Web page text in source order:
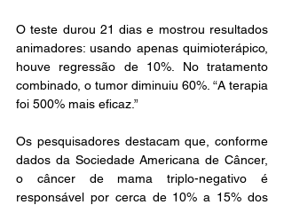
O teste durou 21 dias e mostrou resultados
animadores: usando apenas quimioterápico,
houve regressão de 10%. No tratamento
combinado, o tumor diminuiu 60%. “A terapia
foi 500% mais eficaz.”
Os pesquisadores destacam que, conforme
dados da Sociedade Americana de Câncer,
o câncer de mama triplo-negativo é
responsável por cerca de 10% a 15% dos